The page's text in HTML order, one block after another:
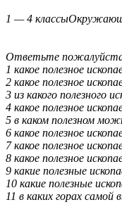
1 — 4
Ответьте
1 какое полезное
2 какое полезное
3 из какого полезного
4 какое полезное
5 в каком полезном
6 какое полезное
7 какое полезное
8 какое полезное
9 какие полезные
10 какие полезные
11 в каких горах самой